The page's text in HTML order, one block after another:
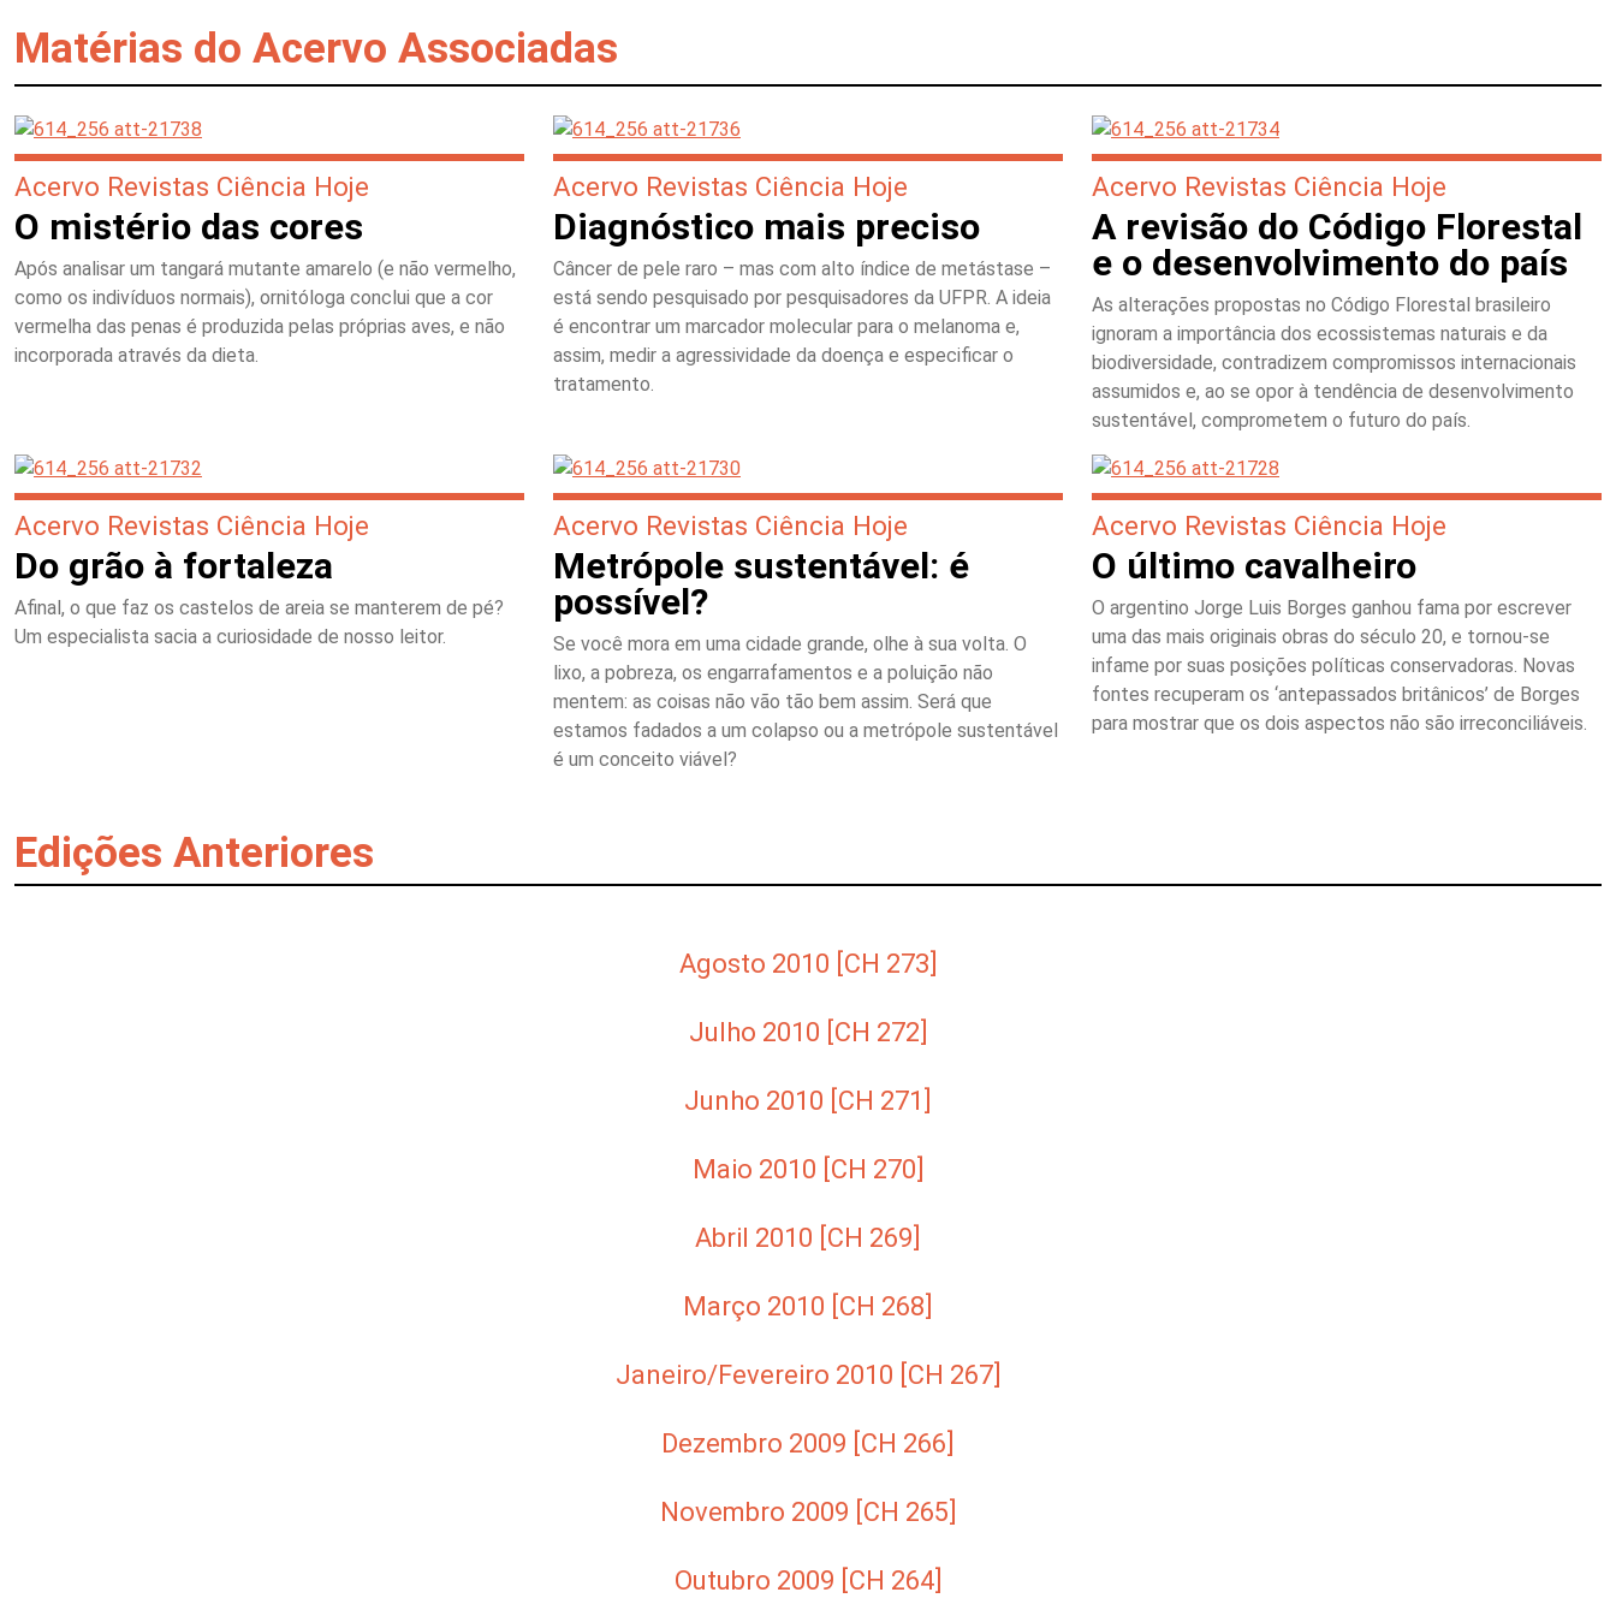
Matérias do Acervo Associadas
Acervo Revistas Ciência Hoje
O mistério das cores
Após analisar um tangará mutante amarelo (e não vermelho,
como os indivíduos normais), ornitóloga conclui que a cor
vermelha das penas é produzida pelas próprias aves, e não
incorporada através da dieta.
Acervo Revistas Ciência Hoje
Diagnóstico mais preciso
Câncer de pele raro – mas com alto índice de metástase –
está sendo pesquisado por pesquisadores da UFPR. A ideia
é encontrar um marcador molecular para o melanoma e,
assim, medir a agressividade da doença e especificar o
tratamento.
Acervo Revistas Ciência Hoje
A revisão do Código Florestal
e o desenvolvimento do país
As alterações propostas no Código Florestal brasileiro
ignoram a importância dos ecossistemas naturais e da
biodiversidade, contradizem compromissos internacionais
assumidos e, ao se opor à tendência de desenvolvimento
sustentável, comprometem o futuro do país.
Acervo Revistas Ciência Hoje
Do grão à fortaleza
Afinal, o que faz os castelos de areia se manterem de pé?
Um especialista sacia a curiosidade de nosso leitor.
Acervo Revistas Ciência Hoje
Metrópole sustentável: é
possível?
Se você mora em uma cidade grande, olhe à sua volta. O
lixo, a pobreza, os engarrafamentos e a poluição não
mentem: as coisas não vão tão bem assim. Será que
estamos fadados a um colapso ou a metrópole sustentável
é um conceito viável?
Acervo Revistas Ciência Hoje
O último cavalheiro
O argentino Jorge Luis Borges ganhou fama por escrever
uma das mais originais obras do século 20, e tornou-se
infame por suas posições políticas conservadoras. Novas
fontes recuperam os ‘antepassados britânicos’ de Borges
para mostrar que os dois aspectos não são irreconciliáveis.
Edições Anteriores
Agosto 2010 [CH 273]
Julho 2010 [CH 272]
Junho 2010 [CH 271]
Maio 2010 [CH 270]
Abril 2010 [CH 269]
Março 2010 [CH 268]
Janeiro/Fevereiro 2010 [CH 267]
Dezembro 2009 [CH 266]
Novembro 2009 [CH 265]
Outubro 2009 [CH 264]